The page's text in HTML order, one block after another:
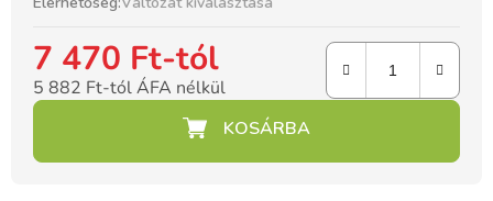
7 470 Ft-tól
5 882 Ft-tól ÁFA nélkül